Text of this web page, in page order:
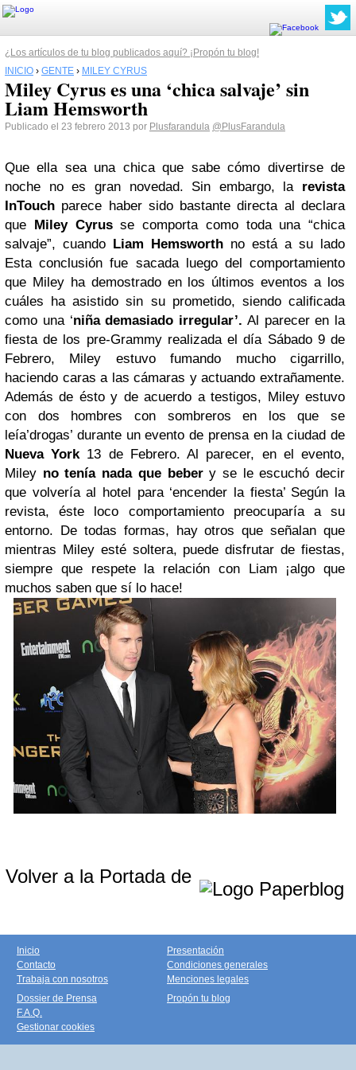
¿Los artículos de tu blog publicados aquí? ¡Propón tu blog!
INICIO › GENTE › MILEY CYRUS
Miley Cyrus es una ‘chica salvaje’ sin
Liam Hemsworth
Publicado el 23 febrero 2013 por Plusfarandula @PlusFarandula
Que ella sea una chica que sabe cómo divertirse de
noche no es gran novedad. Sin embargo, la revista
InTouch parece haber sido bastante directa al declara
que Miley Cyrusse comporta como toda una “chica
salvaje”, cuando Liam Hemsworth no está a su lado
Esta conclusión fue sacada luego del comportamiento
que Miley ha demostrado en los últimos eventos a los
cuáles ha asistido sin su prometido, siendo calificada
como una ‘niña demasiado irregular’. Al parecer en la
fiesta de los pre-Grammy realizada el día Sábado 9 de
Febrero, Miley estuvo fumando mucho cigarrillo,
haciendo caras a las cámaras y actuando extrañamente.
Además de ésto y de acuerdo a testigos, Miley estuvo
con dos hombres con sombreros en los que se
leía’drogas’ durante un evento de prensa en la ciudad de
Nueva York13 de Febrero. Al parecer, en el evento,
Miley no tenía nada que bebery se le escuchó decir
que volvería al hotel para ‘encender la fiesta’ Según la
revista, éste loco comportamiento preocuparía a su
entorno. De todas formas, hay otros que señalan que
mientras Miley esté soltera, puede disfrutar de fiestas,
siempre que respete la relación con Liam ¡algo que
muchos saben que sí lo hace!
Volver a la Portada de
Inicio
Contacto
Trabaja con nosotros
Presentación
Condiciones generales
Menciones legales
Dossier de Prensa
F.A.Q.
Gestionar cookies
Propón tu blog